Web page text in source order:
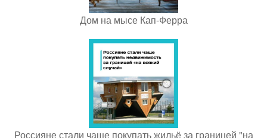
Дом на мысе Кап-Ферра
Россияне стали чаще покупать жильё за границей "на